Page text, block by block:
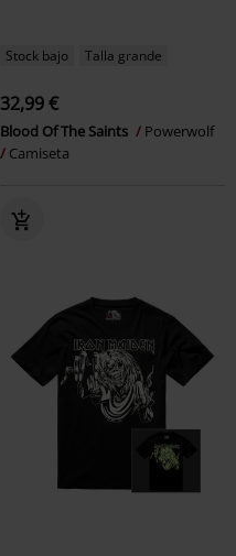
Stock bajo Talla grande
32,99 €
Blood Of The Saints
Powerwolf
Camiseta